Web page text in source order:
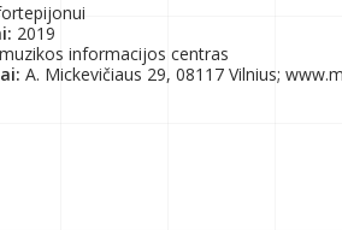
2019
informacijos centras
A. Mickevičiaus 29, 08117 Vilnius;